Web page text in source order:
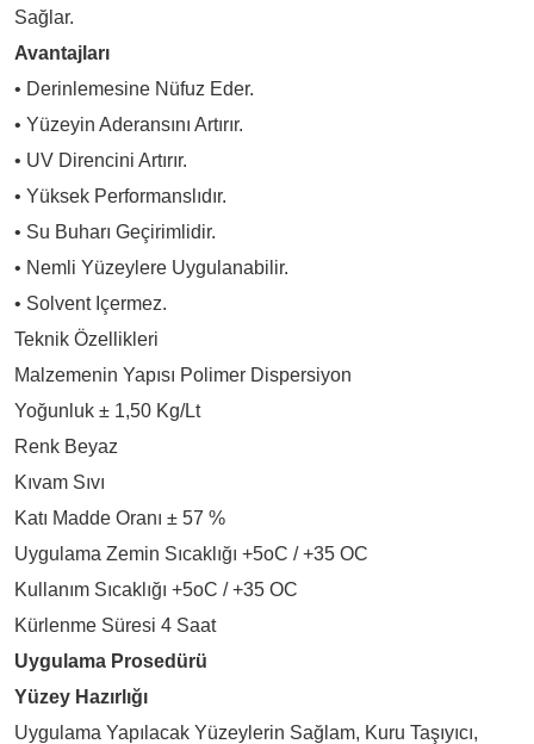
Sağlar.
Avantajları
• Derinlemesine Nüfuz Eder.
• Yüzeyin Aderansını Artırır.
• UV Direncini Artırır.
• Yüksek Performanslıdır.
• Su Buharı Geçirimlidir.
• Nemli Yüzeylere Uygulanabilir.
• Solvent Içermez.
Teknik Özellikleri
Malzemenin Yapısı Polimer Dispersiyon
Yoğunluk ± 1,50 Kg/lt
Renk Beyaz
Kıvam Sıvı
Katı Madde Oranı ± 57 %
Uygulama Zemin Sıcaklığı +5oC / +35 OC
Kullanım Sıcaklığı +5oC / +35 OC
Kürlenme Süresi 4 Saat
Uygulama Prosedürü
Yüzey Hazırlığı
Uygulama Yapılacak Yüzeylerin Sağlam, Kuru Taşıyıcı,